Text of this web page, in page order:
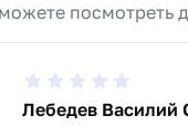
посмотреть
Лебедев Василий